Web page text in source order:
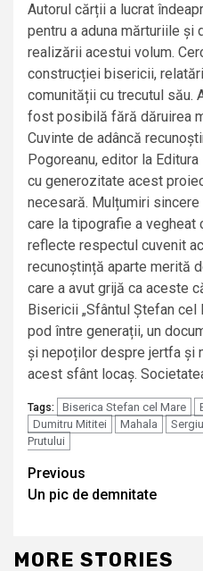
Autorul cărții a lucrat
pentru a aduna mărturiile și
realizării acestui volum.
construcției bisericii,
comunității cu trecutul său.
fost posibilă fără dăruirea
Cuvinte de adâncă
Pogoreanu, editor la
cu generozitate acest
necesară. Mulțumiri sincere
care la tipografie a vegheat
reflecte respectul cuvenit
recunoștință aparte merită
care a avut grijă ca aceste
Bisericii „Sfântul Ștefan cel
pod între generații, un
și nepoților despre jertfa și
acest sfânt locaș.
Tags: Biserica Stefan cel Mare
Dumitru Mititei
Mahala
Prutului
Continue
Reading
Previous
Un pic de demnitate
MORE STORIES